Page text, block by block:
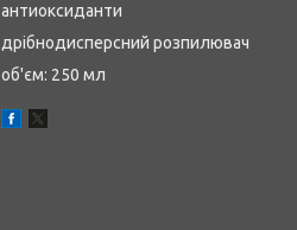
антиоксиданти
дрібнодисперсний розпилювач
об'єм: 250 мл